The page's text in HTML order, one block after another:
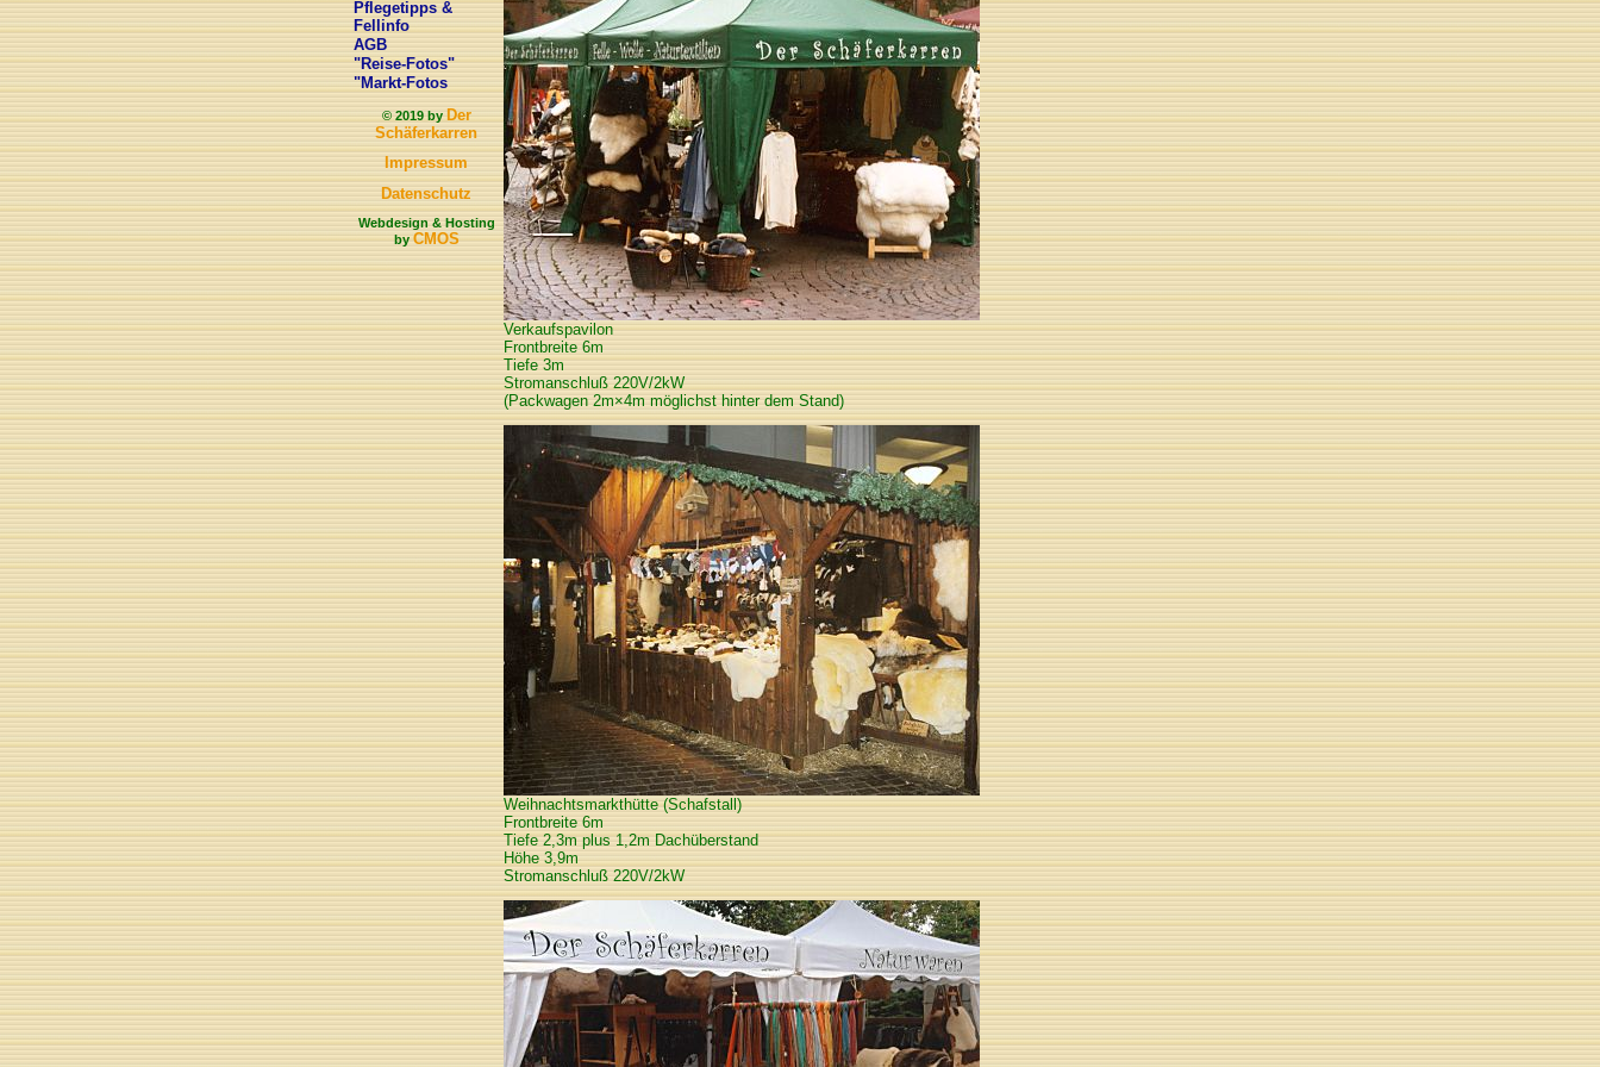
Pflegetipps &
Fellinfo
AGB
"Reise-Fotos"
"Markt-Fotos
© 2019 byDer
Schäferkarren
Impressum
Datenschutz
Webdesign & Hosting
byCMOS
Verkaufspavilon
Frontbreite 6m
Tiefe 3m
Stromanschluß 220V/2kW
(Packwagen 2m×4m möglichst hinter dem Stand)
Weihnachtsmarkthütte (Schafstall)
Frontbreite 6m
Tiefe 2,3m plus 1,2m Dachüberstand
Höhe 3,9m
Stromanschluß 220V/2kW